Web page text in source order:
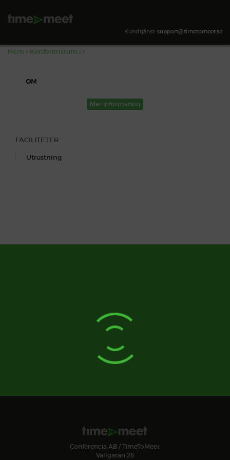
Kundtjänst: support@timetomeet.se
Hem Konferensrum i
OM
Mer information
FACILITETER
Utrustning
Conferencia AB / TimeToMeet
Vallgatan 26